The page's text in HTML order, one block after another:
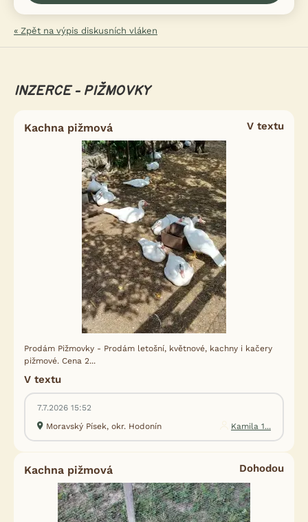
« Zpět na výpis diskusních vláken
INZERCE - PIŽMOVKY
Kachna pižmová V textu
Prodám Pižmovky - Prodám letošní, květnové, kachny i kačery
pižmové. Cena 2...
V textu
7.7.2026 15:52
Moravský Písek, okr. Hodonín
Kamila 1...
Kachna pižmová Dohodou